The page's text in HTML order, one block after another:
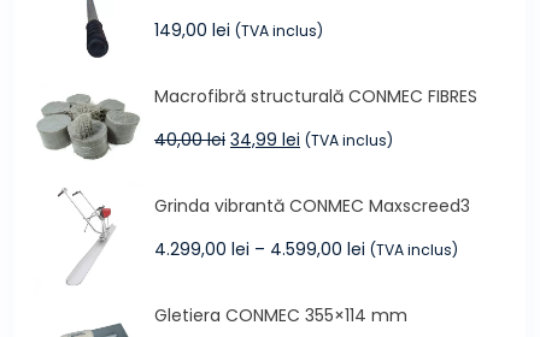
149,00 lei (TVA inclus)
Macrofibră structurală CONMEC FIBRES
40,00lei Prețul
fost:
40,00 lei.
34,99 lei Prețul
34,99 lei.
(TVA inclus)
Grinda vibrantă CONMEC Maxscreed3
4.299,00 lei – 4.599,00 lei Interval
4.299,00 lei
(TVA inclus)
Gletiera CONMEC 355×114 mm